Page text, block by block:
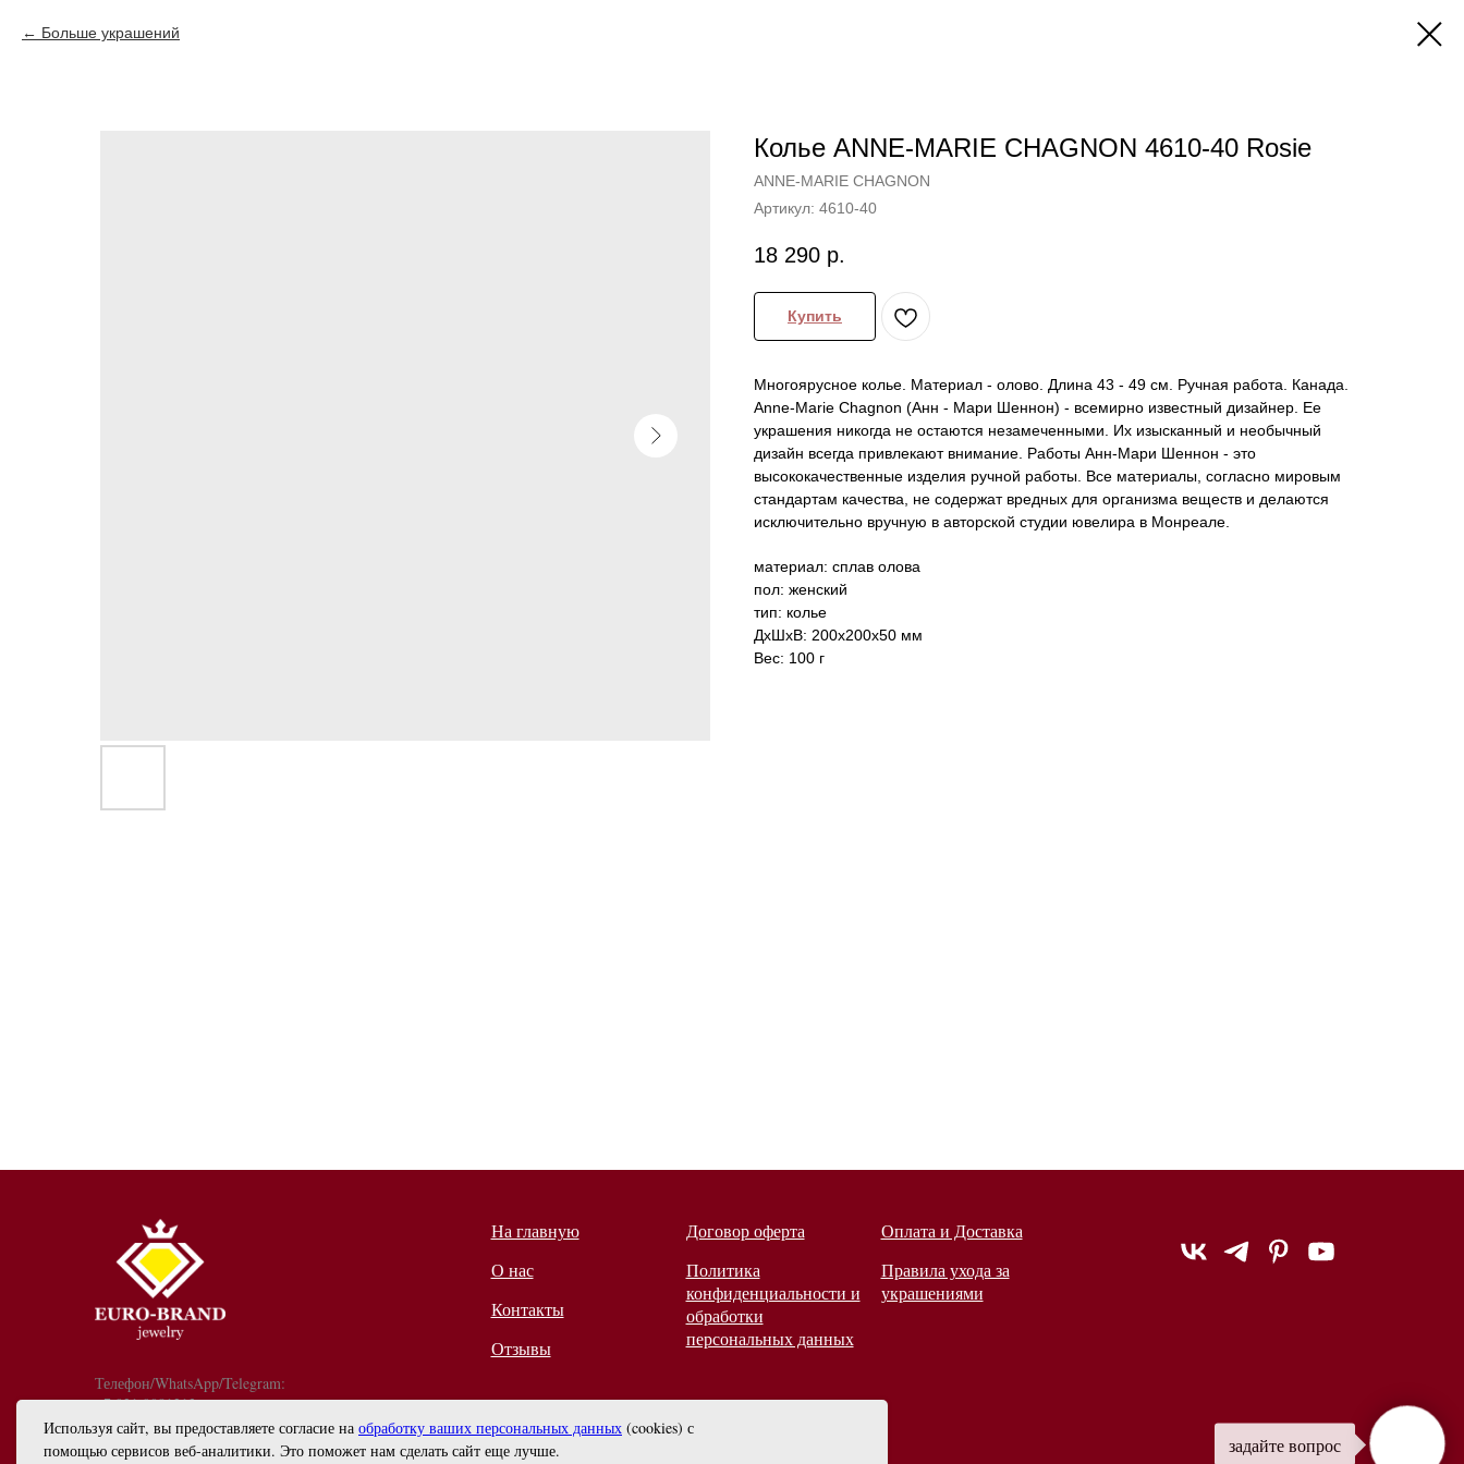
Больше украшений
Колье ANNE-MARIE CHAGNON 4610-40 Rosie
ANNE-MARIE CHAGNON
Артикул: 4610-40
18 290 р.
Купить
Многоярусное колье. Материал - олово. Длина 43 - 49 см. Ручная работа. Канада.
Anne-Marie Chagnon (Анн - Мари Шеннон) - всемирно известный дизайнер. Ее
украшения никогда не остаются незамеченными. Их изысканный и необычный
дизайн всегда привлекают внимание. Работы Анн-Мари Шеннон - это
высококачественные изделия ручной работы. Все материалы, согласно мировым
стандартам качества, не содержат вредных для организма веществ и делаются
исключительно вручную в авторской студии ювелира в Монреале.
материал: сплав олова
пол: женский
тип: колье
ДxШxВ: 200x200x50 мм
Вес: 100 г
задайте вопрос
Используя сайт, вы предоставляете согласие на обработку ваших персональных данных (cookies) с
помощью сервисов веб-аналитики. Это поможет нам сделать сайт еще лучше.
Телефон/WhatsApp/Telegram:
+7 921 9081213
График работы: с 10:00 до 18:00
info@euro-brand.ru
На главную
О нас
Контакты
Отзывы
Договор оферта
Политика
конфиденциальности и
обработки
персональных данных
Оплата и Доставка
Правила ухода за
украшениями